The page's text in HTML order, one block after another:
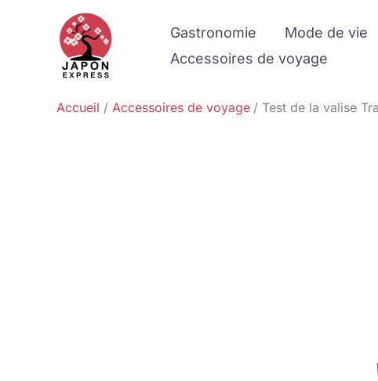
Gastronomie Mode de vie
Accessoires de voyage
Accueil Accessoires de voyage Test de la valise